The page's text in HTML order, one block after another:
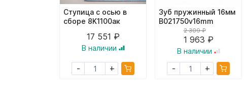
Ступица с осью в
сборе 8K1100ак
17 551 ₽
В наличии
- +
Зуб пружинный 16мм
B021750v16mm
2 309 ₽
1 963 ₽
В наличии
- +